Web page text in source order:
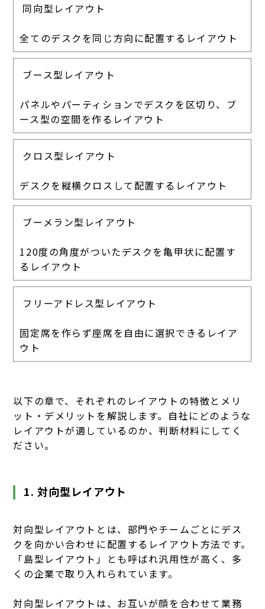
同向型レイアウト
全てのデスクを同じ方向に配置するレイアウト
ブース型レイアウト
パネルやパーティションでデスクを区切り、ブ
ース型の空間を作るレイアウト
クロス型レイアウト
デスクを縦横クロスして配置するレイアウト
ブーメラン型レイアウト
120度の角度がついたデスクを亀甲状に配置す
るレイアウト
フリーアドレス型レイアウト
固定席を作らず座席を自由に選択できるレイア
ウト
以下の章で、それぞれのレイアウトの特徴とメリ
ット・デメリットを解説します。自社にどのような
レイアウトが適しているのか、判断材料にしてく
ださい。
1. 対向型レイアウト
対向型レイアウトとは、部門やチームごとにデス
クを向かい合わせに配置するレイアウト方法です。
「島型レイアウト」とも呼ばれ汎用性が高く、多
くの企業で取り入れられています。
対向型レイアウトは、お互いが顔を合わせて業務